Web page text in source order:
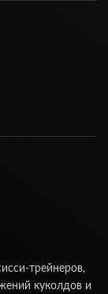
трейнеров,
куколдов и